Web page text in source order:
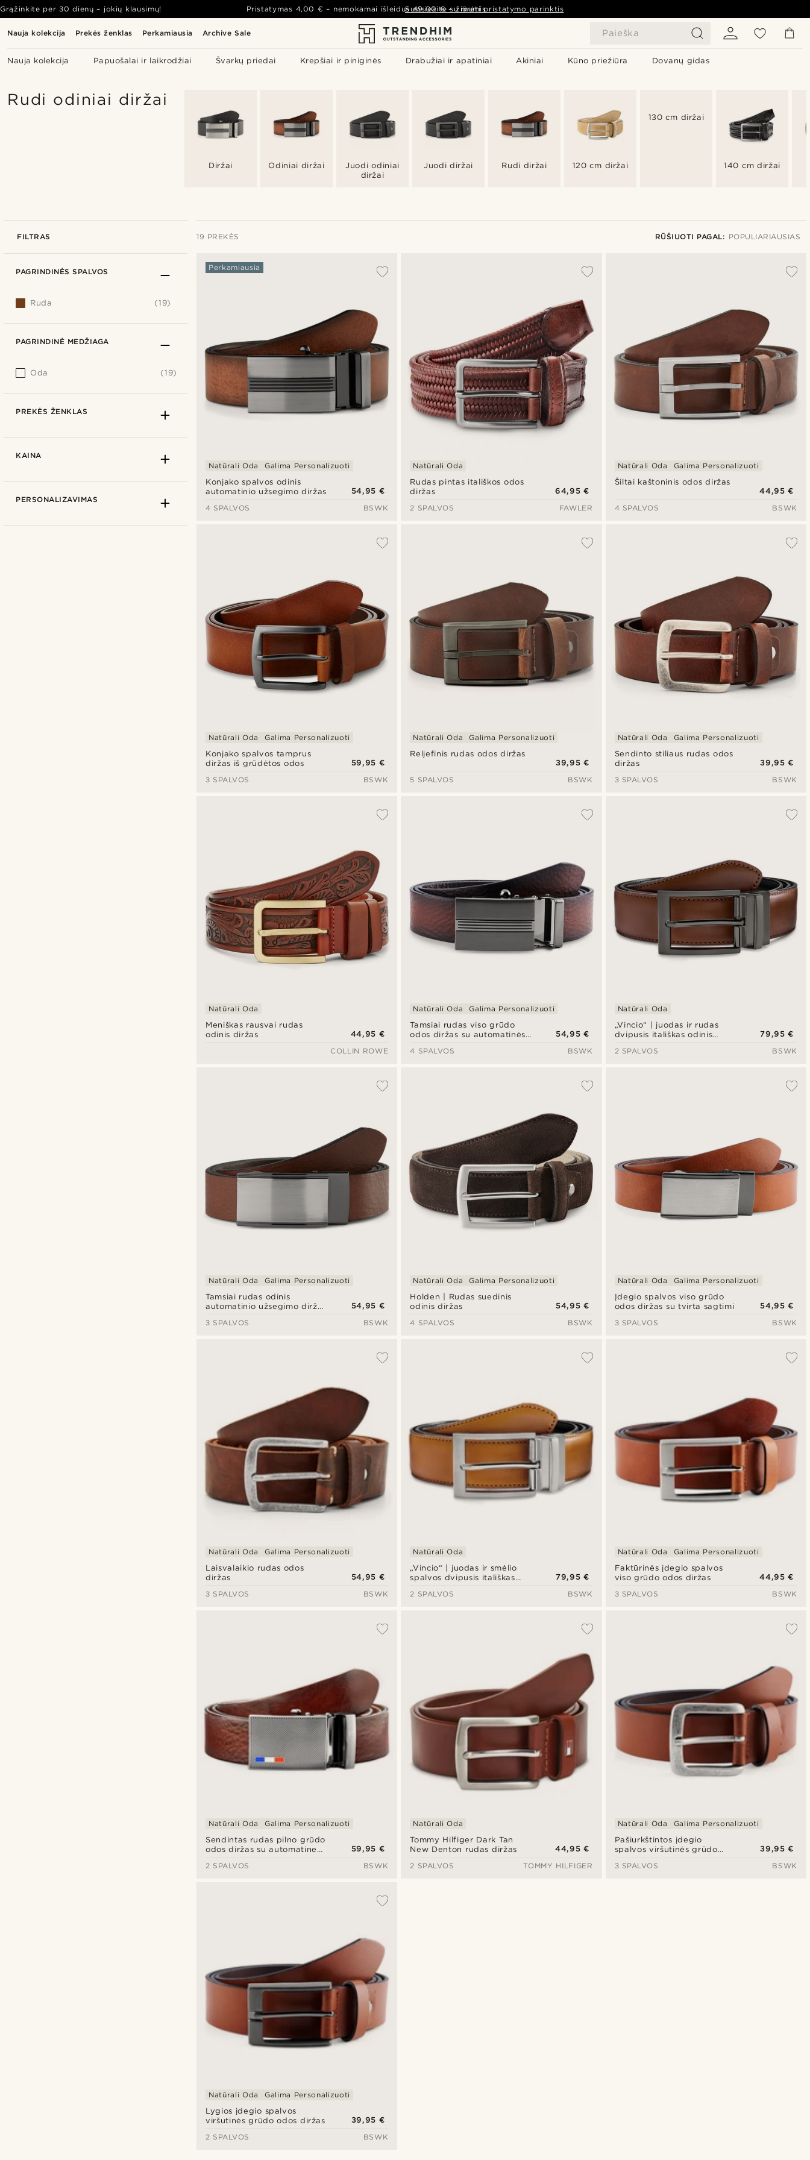
Nauja kolekcija Prekės ženklas Perkamiausia Archive Sale Paieška
Nauja kolekcija Papuošalai ir laikrodžiai Švarkų priedai Krepšiai ir piniginės Drabužiai ir apatiniai Akiniai Kūno priežiūra Dovanų gidas
Grąžinkite per 30 dienų – jokių klausimų! Pristatymas 4,00 € – nemokamai išleidus49,00 € – žiūrėti pristatymo parinktis
Susisiekite su mumis
Rudi odiniai diržai
Diržai Odiniai diržai
Juodi odiniai
diržai
Juodi diržai Rudi diržai 120 cm diržai
130 cm diržai
140 cm diržai
FILTRAS 19 PREKĖS RŪŠIUOTI PAGAL: POPULIARIAUSIAS
Brangiausia
Konjako spalvos odinis
automatinio užsegimo diržas
Perkamiausia
Natūrali Oda Galima Personalizuoti
54,95 €
4 SPALVOS
BSWK
Rudas pintas itališkos odos
diržas
Natūrali Oda
64,95 €
2 SPALVOS
FAWLER
Šiltai kaštoninis odos diržas
Natūrali Oda Galima Personalizuoti
44,95 €
4 SPALVOS
BSWK
Konjako spalvos tamprus
diržas iš grūdėtos odos
Natūrali Oda Galima Personalizuoti
59,95 €
3 SPALVOS
BSWK
Reljefinis rudas odos diržas
Natūrali Oda Galima Personalizuoti
39,95 €
5 SPALVOS
BSWK
Sendinto stiliaus rudas odos
diržas
Natūrali Oda Galima Personalizuoti
39,95 €
3 SPALVOS
BSWK
Meniškas rausvai rudas
odinis diržas
Natūrali Oda
44,95 €
COLLIN ROWE
Tamsiai rudas viso grūdo
odos diržas su automatinės
Natūrali Oda Galima Personalizuoti
54,95 €
4 SPALVOS
BSWK
„Vincio“ | juodas ir rudas
dvipusis itališkas odinis
Natūrali Oda
79,95 €
2 SPALVOS
BSWK
Tamsiai rudas odinis
automatinio užsegimo diržas
Natūrali Oda Galima Personalizuoti
54,95 €
3 SPALVOS
BSWK
Holden | Rudas suedinis
odinis diržas
Natūrali Oda Galima Personalizuoti
54,95 €
4 SPALVOS
BSWK
Įdegio spalvos viso grūdo
odos diržas su tvirta sagtimi
Natūrali Oda Galima Personalizuoti
54,95 €
3 SPALVOS
BSWK
Laisvalaikio rudas odos
diržas
Natūrali Oda Galima Personalizuoti
54,95 €
3 SPALVOS
BSWK
„Vincio“ | juodas ir smėlio
spalvos dvipusis itališkas
Natūrali Oda
79,95 €
2 SPALVOS
BSWK
Faktūrinės įdegio spalvos
viso grūdo odos diržas
Natūrali Oda Galima Personalizuoti
44,95 €
3 SPALVOS
BSWK
Sendintas rudas pilno grūdo
odos diržas su automatine
Natūrali Oda Galima Personalizuoti
59,95 €
2 SPALVOS
BSWK
Tommy Hilfiger Dark Tan
New Denton rudas diržas
Natūrali Oda
44,95 €
2 SPALVOS
TOMMY HILFIGER
Pašiurkštintos įdegio
spalvos viršutinės grūdo
Natūrali Oda Galima Personalizuoti
39,95 €
3 SPALVOS
BSWK
Lygios įdegio spalvos
viršutinės grūdo odos diržas
Natūrali Oda Galima Personalizuoti
39,95 €
2 SPALVOS
BSWK
PAGRINDINĖS SPALVOS
Ruda (19)
PAGRINDINĖ MEDŽIAGA
Oda (19)
PREKĖS ŽENKLAS
KAINA
PERSONALIZAVIMAS